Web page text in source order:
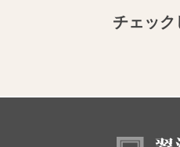
チェック